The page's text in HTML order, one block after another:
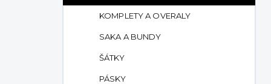
KOMPLETY A OVERALY
SAKA A BUNDY
ŠÁTKY
PÁSKY